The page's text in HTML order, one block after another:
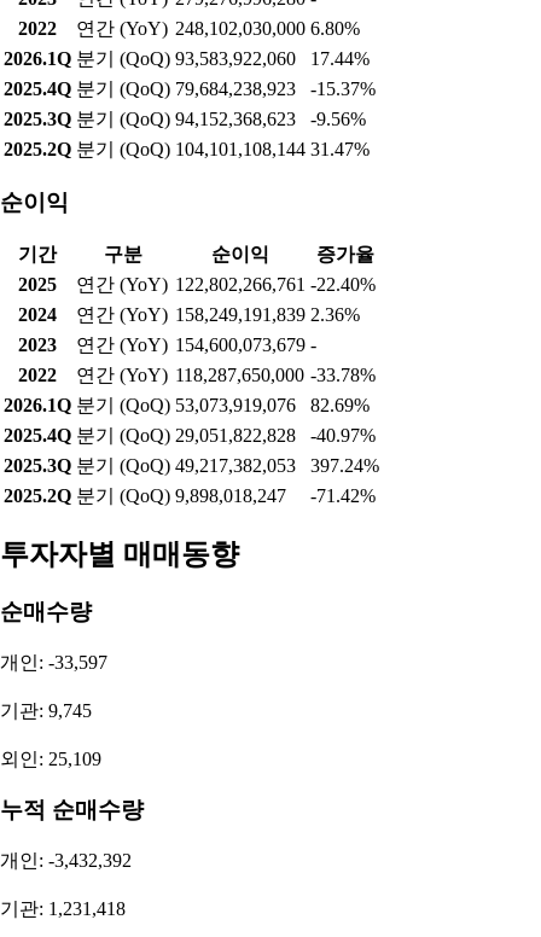
2022
연간 (YoY) 248,102,030,000 6.80%
2026.1Q 분기 (QoQ) 93,583,922,060
17.44%
2025.4Q 분기 (QoQ) 79,684,238,923
-15.37%
2025.3Q 분기 (QoQ) 94,152,368,623
-9.56%
2025.2Q 분기 (QoQ) 104,101,108,144 31.47%
순이익
기간 구분 순이익
증가율
2025
연간 (YoY) 122,802,266,761 -22.40%
2024
연간 (YoY) 158,249,191,839 2.36%
2023
연간 (YoY) 154,600,073,679 -
2022
연간 (YoY) 118,287,650,000 -33.78%
2026.1Q 분기 (QoQ) 53,073,919,076
82.69%
2025.4Q 분기 (QoQ) 29,051,822,828
-40.97%
2025.3Q 분기 (QoQ) 49,217,382,053
397.24%
2025.2Q 분기 (QoQ) 9,898,018,247 -71.42%
투자자별 매매동향
순매수량
개인: -33,597
기관: 9,745
외인: 25,109
누적 순매수량
개인: -3,432,392
기관: 1,231,418